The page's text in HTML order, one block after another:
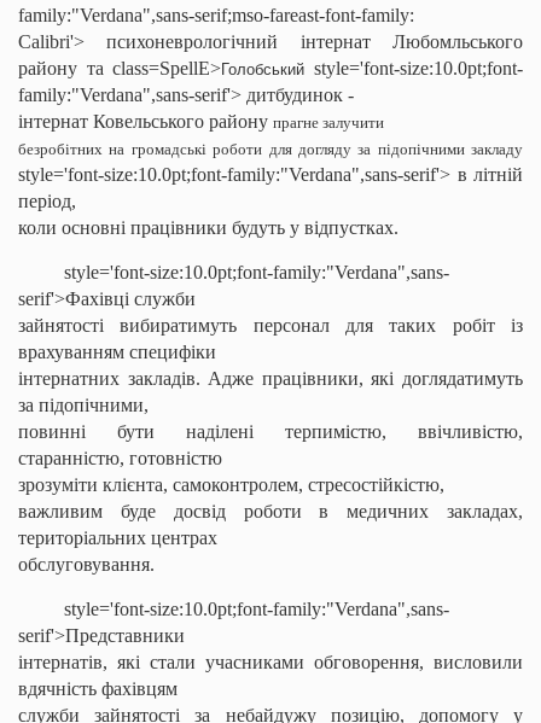
family:"Verdana",sans-serif;mso-fareast-font-family:
Calibri'> психоневрологічний інтернат Любомльського
району таclass=SpellE>Голобський style='font-size:10.0pt;font-
family:"Verdana",sans-serif'> дитбудинок -
інтернат Ковельського району прагне залучити
безробітних на громадські роботи для догляду за підопічними закладу
style='font-size:10.0pt;font-family:"Verdana",sans-serif'> в літній
період,
коли основні працівники будуть у відпустках.
style='font-size:10.0pt;font-family:"Verdana",sans-
serif'>Фахівці служби
зайнятості вибиратимуть персонал для таких робіт із
врахуванням специфіки
інтернатних закладів. Адже працівники, які доглядатимуть
за підопічними,
повинні бути наділені терпимістю, ввічливістю,
старанністю, готовністю
зрозуміти клієнта, самоконтролем, стресостійкістю,
важливим буде досвід роботи в медичних закладах,
територіальних центрах
обслуговування.
style='font-size:10.0pt;font-family:"Verdana",sans-
serif'>Представники
інтернатів, які стали учасниками обговорення, висловили
вдячність фахівцям
служби зайнятості за небайдужу позицію, допомогу у